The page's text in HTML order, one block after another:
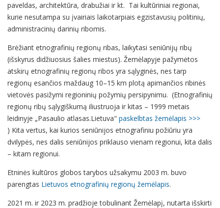
paveldas, architektūra, drabužiai ir kt. Tai kultūriniai regionai,
kurie nesutampa su įvairiais laikotarpiais egzistavusių politinių,
administracinių darinių ribomis.
Brėžiant etnografinių regionų ribas, laikytasi seniūnijų ribų
(išskyrus didžiuosius šalies miestus). Žemėlapyje pažymėtos
atskirų etnografinių regionų ribos yra sąlyginės, nes tarp
regionų esančios maždaug 10–15 km plotą apimančios ribinės
vietovės pasižymi regioninių požymių persipynimu. (Etnografinių
regionų ribų sąlygiškumą iliustruoja ir kitas – 1999 metais
leidinyje „Pasaulio atlasas.Lietuva" paskelbtas žemėlapis >>>
) Kita vertus, kai kurios seniūnijos etnografiniu požiūriu yra
dvilypės, nes dalis seniūnijos priklauso vienam regionui, kita dalis
– kitam regionui.
Etninės kultūros globos tarybos užsakymu 2003 m. buvo
parengtas Lietuvos etnografinių regionų žemėlapis.
2021 m. ir 2023 m. pradžioje tobulinant Žemėlapį, nutarta išskirti